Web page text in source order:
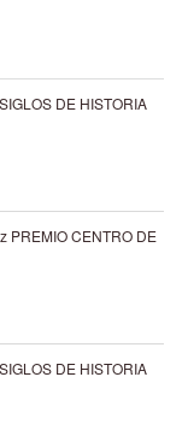
DE HISTORIA
PREMIO CENTRO DE
DE HISTORIA